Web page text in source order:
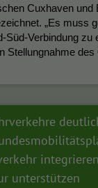
Cuxhaven und
„Es muss
Süd-Verbindung zu
Stellungnahme
unterstützen